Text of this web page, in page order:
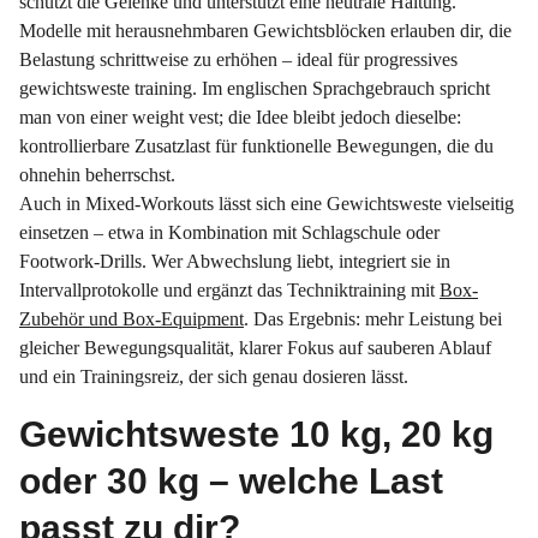
Modelle mit herausnehmbaren Gewichtsblöcken erlauben dir, die
Belastung schrittweise zu erhöhen – ideal für progressives
gewichtsweste training. Im englischen Sprachgebrauch spricht
man von einer weight vest; die Idee bleibt jedoch dieselbe:
kontrollierbare Zusatzlast für funktionelle Bewegungen, die du
ohnehin beherrschst.
Auch in Mixed-Workouts lässt sich eine Gewichtsweste vielseitig
einsetzen – etwa in Kombination mit Schlagschule oder
Footwork-Drills. Wer Abwechslung liebt, integriert sie in
Intervallprotokolle und ergänzt das Techniktraining mit Box-
Zubehör und Box-Equipment. Das Ergebnis: mehr Leistung bei
gleicher Bewegungsqualität, klarer Fokus auf sauberen Ablauf
und ein Trainingsreiz, der sich genau dosieren lässt.
Gewichtsweste 10 kg, 20 kg
oder 30 kg – welche Last
passt zu dir?